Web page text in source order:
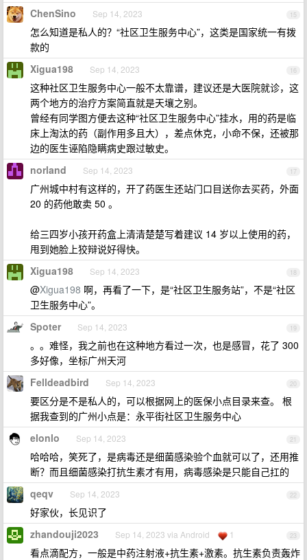
15
ChenSino Sep 14, 2023
怎么知道是私人的？“社区卫生服务中心”，这类是国家统一有拨
款的
16
Xigua198 Sep 14, 2023
这种社区卫生服务中心一般不太靠谱，建议还是大医院就诊，这
两个地方的治疗方案简直就是天壤之别。
曾经有同学图方便去这种“社区卫生服务中心”挂水，用的药是临
床上淘汰的药（副作用多且大），差点休克，小命不保，还被那
边的医生诬陷隐瞒病史跟过敏史。
17
norland Sep 14, 2023
广州城中村有这样的，开了药医生还站门口目送你去买药，外面
20 的药他敢卖 50 。
给三四岁小孩开药盒上清清楚楚写着建议 14 岁以上使用的药，
甩到她脸上狡辩说好得快。
18
Xigua198 Sep 14, 2023
@Xigua198 啊，再看了一下，是“社区卫生服务站”，不是“社区
卫生服务中心”。
19
Spoter Sep 14, 2023
。。难怪，我之前也在这种地方看过一次，也是感冒，花了 300
多好像，坐标广州天河
20
Felldeadbird Sep 14, 2023
要区分是不是私人的，可以根据网上的医保小点目录来查。 根
据我查到的广州小点是：永平街社区卫生服务中心
21
elonlo Sep 14, 2023
哈哈哈，笑死了，是病毒还是细菌感染验个血就可以了，还用推
断？而且细菌感染打抗生素才有用，病毒感染是只能自己扛的
22
qeqv Sep 14, 2023
好家伙，长见识了
23
zhandouji2023 Sep 14, 2023 via Android 1
看点滴配方，一般是中药注射液+抗生素+激素。抗生素负责轰炸